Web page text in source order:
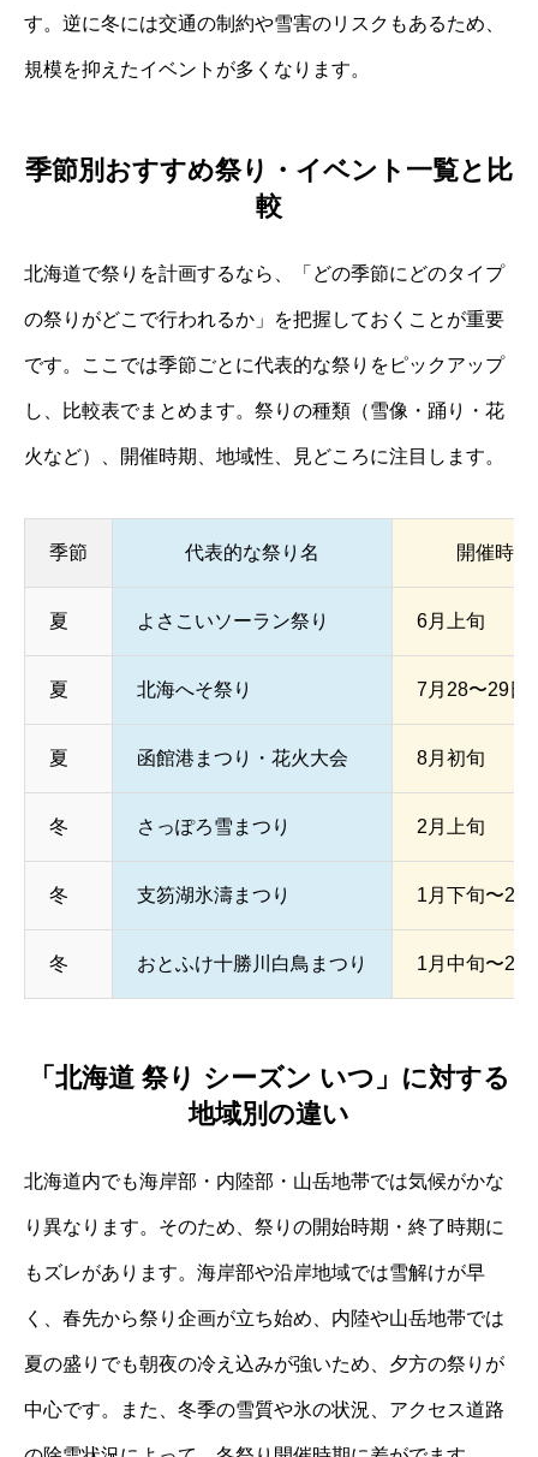
す。逆に冬には交通の制約や雪害のリスクもあるため、
規模を抑えたイベントが多くなります。
季節別おすすめ祭り・イベント一覧と比
較
北海道で祭りを計画するなら、「どの季節にどのタイプ
の祭りがどこで行われるか」を把握しておくことが重要
です。ここでは季節ごとに代表的な祭りをピックアップ
し、比較表でまとめます。祭りの種類（雪像・踊り・花
火など）、開催時期、地域性、見どころに注目します。
季節 代表的な祭り名 開催時期
夏 よさこいソーラン祭り 6月上旬
夏 北海へそ祭り 7月28〜29日
夏 函館港まつり・花火大会 8月初旬
冬 さっぽろ雪まつり 2月上旬
冬 支笏湖氷濤まつり 1月下旬〜2
冬 おとふけ十勝川白鳥まつり 1月中旬〜2
「北海道 祭り シーズン いつ」に対する
地域別の違い
北海道内でも海岸部・内陸部・山岳地帯では気候がかな
り異なります。そのため、祭りの開始時期・終了時期に
もズレがあります。海岸部や沿岸地域では雪解けが早
く、春先から祭り企画が立ち始め、内陸や山岳地帯では
夏の盛りでも朝夜の冷え込みが強いため、夕方の祭りが
中心です。また、冬季の雪質や氷の状況、アクセス道路